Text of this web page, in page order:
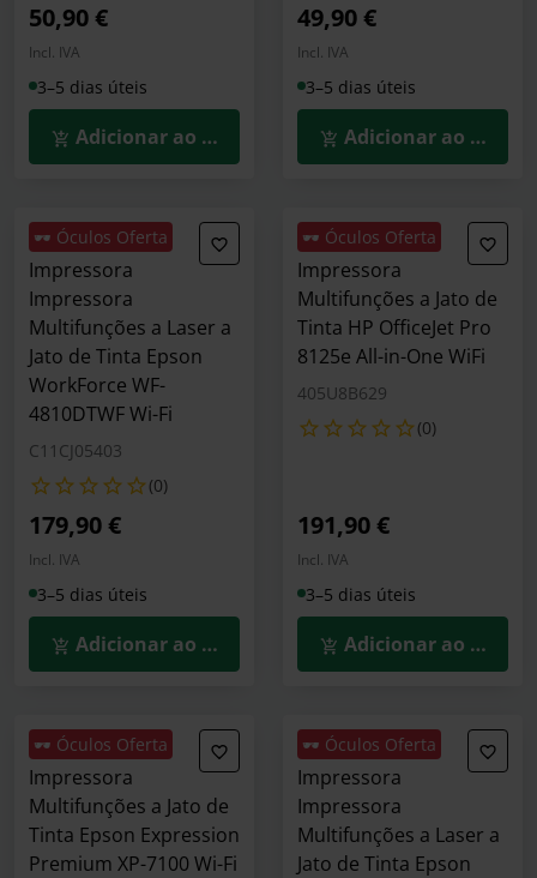
50,90 €
Incl. IVA
3–5 dias úteis
Adicionar ao Carrinho
49,90 €
Incl. IVA
3–5 dias úteis
Adicionar ao
🕶️ Óculos Oferta
Impressora
Impressora
Multifunções a Laser a
Jato de Tinta Epson
WorkForce WF-
4810DTWF Wi-Fi
C11CJ05403
(0)
179,90 €
Incl. IVA
3–5 dias úteis
Adicionar ao Carrinho
🕶️ Óculos Oferta
Impressora
Multifunções a Jato de
Tinta HP OfficeJet Pro
8125e All-in-One WiFi
405U8B629
(0)
191,90 €
Incl. IVA
3–5 dias úteis
Adicionar ao
🕶️ Óculos Oferta
Impressora
Multifunções a Jato de
Tinta Epson Expression
Premium XP-7100 Wi-Fi
🕶️ Óculos Oferta
Impressora
Impressora
Multifunções a Laser a
Jato de Tinta Epson